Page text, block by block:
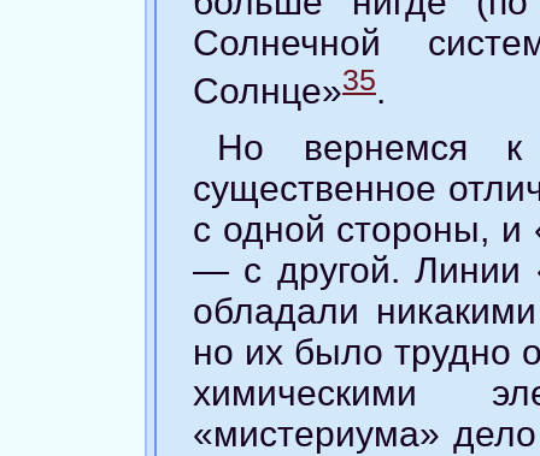
Солнечной
Солнце»35.
Но вернемся к
существенное
с одной стороны, и
— с другой. Линии
обладали
но их было трудно
химическими
«мистериума»